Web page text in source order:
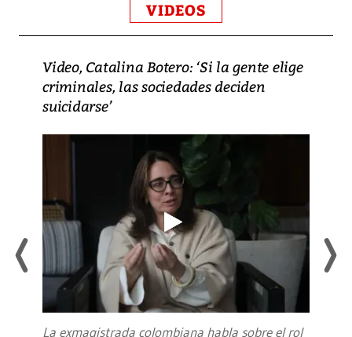
VIDEOS
Video, Catalina Botero: ‘Si la gente elige
criminales, las sociedades deciden
suicidarse’
La exmagistrada colombiana habla sobre el rol